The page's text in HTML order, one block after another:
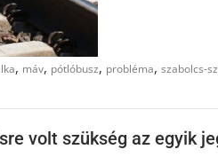
, máv, pótlóbusz, probléma, szabolcs-
volt szükség az egyik